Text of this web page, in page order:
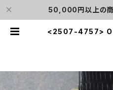
50,000円以上の
<2507-4757>